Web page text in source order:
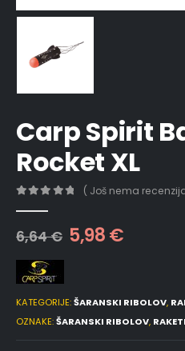
Carp Spirit
Rocket XL
( Još nema
6,64€ 5,98€
KATEGORIJE:ŠARANSKI RIBOLOV,
OZNAKE:ŠARANSKI RIBOLOV,